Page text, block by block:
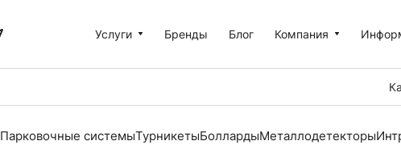
Услуги Бренды Блог Компания
Парковочные системыТурникетыБоллардыМеталлодетекторы